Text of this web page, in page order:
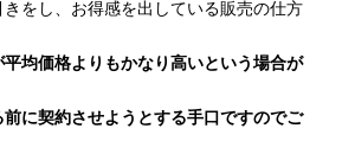
きをし、お得感を出している販売の仕方
均価格よりもかなり高いという場合が
前に契約させようとする手口ですのでご